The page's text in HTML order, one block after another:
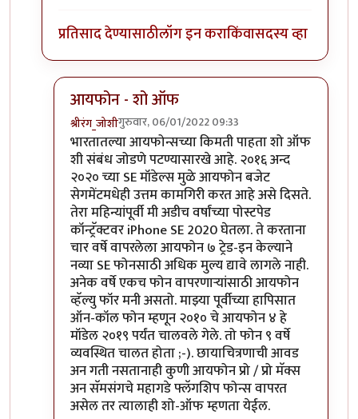
प्रतिसाद देण्यासाठीलॉग इन कराकिंवासदस्य व्हा
आयफोन - शो ऑफ
श्रीरंग_जोशीगुरुवार, 06/01/2022 09:33
In reply toमोटो एज 20byबापूसाहेब
भारतातल्या आयफोन्सच्या किमती पाहता शो ऑफ
शी संबंध जोडणे पटण्यासारखे आहे. २०१६ अन्द
२०२० च्या SE मॉडेल्स मुळे आयफोन बजेट
सेगमेंटमधेही उत्तम कामगिरी करत आहे असे दिसते.
तेरा महिन्यांपूर्वी मी अडीच वर्षांच्या पोस्टपेड
कॉन्ट्रॅक्टवर iPhone SE 2020 घेतला. ते करताना
चार वर्षे वापरलेला आयफोन ७ ट्रेड-इन केल्याने
नव्या SE फोनसाठी अधिक मुल्य द्यावे लागले नाही.
अनेक वर्षे एकच फोन वापरणार्‍यांसाठी आयफोन
व्हॅल्यु फॉर मनी असतो. माझ्या पूर्वीच्या हापिसात
ऑन-कॉल फोन म्हणून २०१० चे आयफोन ४ हे
मॉडेल २०१९ पर्यंत चालवले गेले. तो फोन ९ वर्षे
व्यवस्थित चालत होता ;-). छायाचित्रणाची आवड
अन गती नसतानाही कुणी आयफोन प्रो / प्रो मॅक्स
अन सॅमसंगचे महागडे फ्लॅगशिप फोन्स वापरत
असेल तर त्यालाही शो-ऑफ म्हणता येईल.